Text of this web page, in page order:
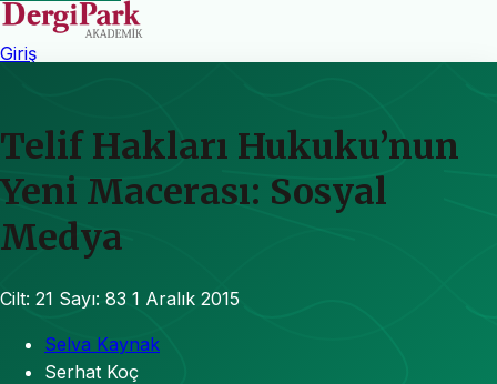
Giriş
Telif Hakları Hukuku’nun
Yeni Macerası: Sosyal
Medya
Cilt: 21 Sayı: 83 1 Aralık 2015
Selva Kaynak
Serhat Koç